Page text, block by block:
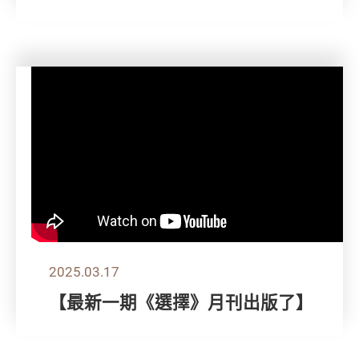
2025.03.17
【最新一期《選擇》月刊出版了】